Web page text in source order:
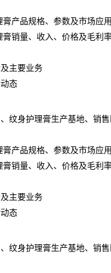
品规格、参数及市场应
量、收入、价格及毛利
主要业务
态
护理膏生产基地、销售
品规格、参数及市场应
量、收入、价格及毛利
主要业务
态
护理膏生产基地、销售